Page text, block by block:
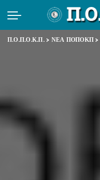
Π.Ο.Π.Ο.Κ.Π.> ΝΕΑ ΠΟΠΟΚΠ >